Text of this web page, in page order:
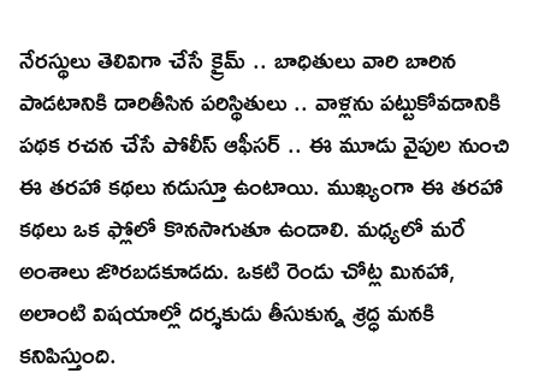
నేరస్థులు తెలివిగా చేసే క్రైమ్ .. బాధితులు వారి బారిన
పాడటానికి దారితీసిన పరిస్థితులు .. వాళ్లను పట్టుకోవడానికి
పథక రచన చేసే పోలీస్ ఆఫీసర్ .. ఈ మూడు వైపుల నుంచి
ఈ తరహా కథలు నడుస్తూ ఉంటాయి. ముఖ్యంగా ఈ తరహా
కథలు ఒక ఫ్లోలో కొనసాగుతూ ఉండాలి. మధ్యలో మరే
అంశాలు జొరబడకూడదు. ఒకటి రెండు చోట్ల మినహా,
అలాంటి విషయాల్లో దర్శకుడు తీసుకున్న శ్రద్ధ మనకి
కనిపిస్తుంది.